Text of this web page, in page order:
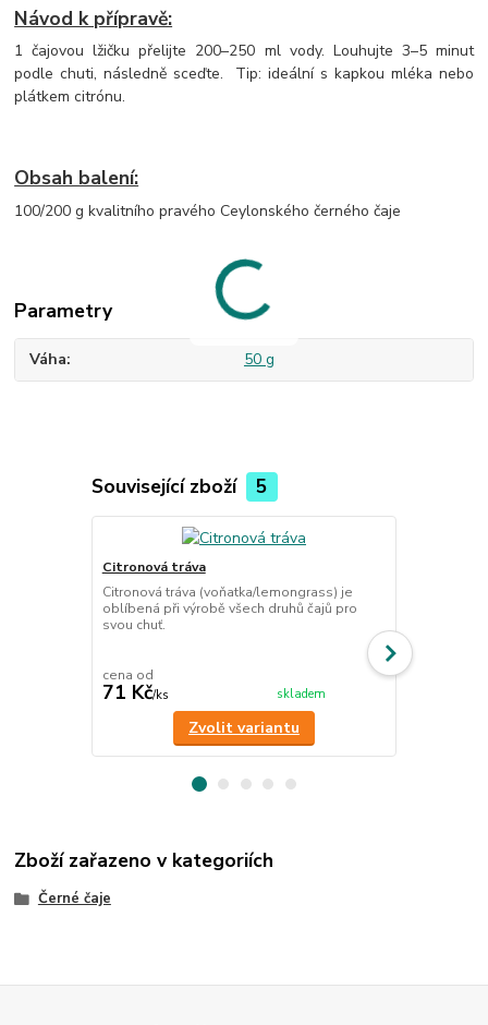
Návod k přípravě:
1 čajovou lžičku přelijte 200–250 ml vody. Louhujte 3–5 minut
podle chuti, následně sceďte. Tip: ideální s kapkou mléka nebo
plátkem citrónu.
Obsah balení:
100/200 g kvalitního pravého Ceylonského černého čaje
Parametry
Váha 50 g
Související zboží 5
Citronová tráva
Citronová tráva (voňatka/lemongrass) je
oblíbená při výrobě všech druhů čajů pro
svou chuť.
cena od
71 Kč/ks skladem
Zvolit variantu
cena od
Zboží zařazeno v kategoriích
Černé čaje